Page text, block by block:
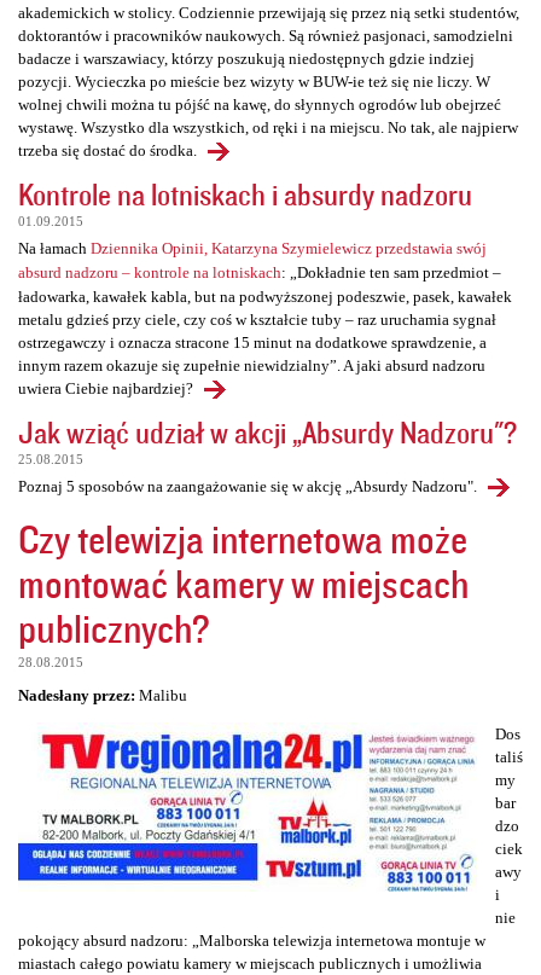
akademickich w stolicy. Codziennie przewijają się przez nią setki studentów,
doktorantów i pracowników naukowych. Są również pasjonaci, samodzielni
badacze i warszawiacy, którzy poszukują niedostępnych gdzie indziej
pozycji. Wycieczka po mieście bez wizyty w BUW-ie też się nie liczy. W
wolnej chwili można tu pójść na kawę, do słynnych ogrodów lub obejrzeć
wystawę. Wszystko dla wszystkich, od ręki i na miejscu. No tak, ale najpierw
trzeba się dostać do środka.
Kontrole na lotniskach i absurdy nadzoru
01.09.2015
Na łamach Dziennika Opinii, Katarzyna Szymielewicz przedstawia swój
absurd nadzoru – kontrole na lotniskach: „Dokładnie ten sam przedmiot –
ładowarka, kawałek kabla, but na podwyższonej podeszwie, pasek, kawałek
metalu gdzieś przy ciele, czy coś w kształcie tuby – raz uruchamia sygnał
ostrzegawczy i oznacza stracone 15 minut na dodatkowe sprawdzenie, a
innym razem okazuje się zupełnie niewidzialny”. A jaki absurd nadzoru
uwiera Ciebie najbardziej?
Jak wziąć udział w akcji „Absurdy Nadzoru"?
25.08.2015
Poznaj 5 sposobów na zaangażowanie się w akcję „Absurdy Nadzoru".
Czy telewizja internetowa może
montować kamery w miejscach
publicznych?
28.08.2015
Nadesłany przez: Malibu
Dos
taliś
my
bar
dzo
ciek
awy
i
nie
pokojący absurd nadzoru: „Malborska telewizja internetowa montuje w
miastach całego powiatu kamery w miejscach publicznych i umożliwia